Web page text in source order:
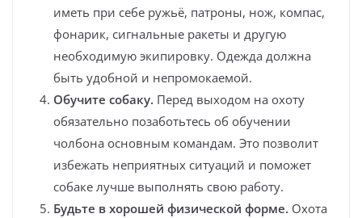
иметь при себе ружьё, патроны, нож, компас,
фонарик, сигнальные ракеты и другую
необходимую экипировку. Одежда должна
быть удобной и непромокаемой.
Обучите собаку. Перед выходом на охоту
обязательно позаботьтесь об обучении
чолбона основным командам. Это позволит
избежать неприятных ситуаций и поможет
собаке лучше выполнять свою работу.
Будьте в хорошей физической форме. Охота